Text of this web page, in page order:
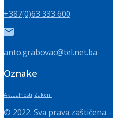
+387(0)63 333 600
anto.grabovac@tel.net.ba
Oznake
Aktualnosti Zakoni
© 2022. Sva prava zaštićena -